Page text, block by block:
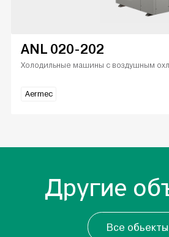
ANL 020-202
Холодильные машины с воздушным
Aermec
Другие
Все обьекты